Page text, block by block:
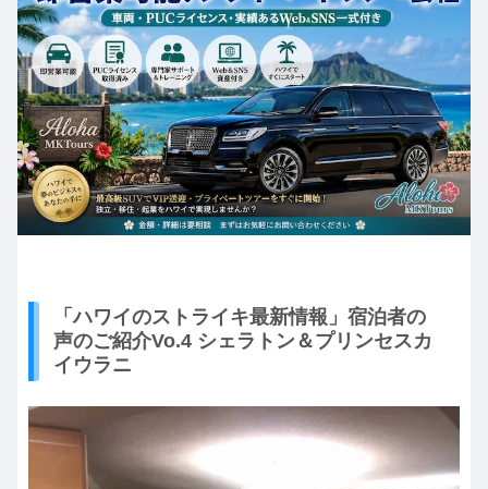
「ハワイのストライキ最新情報」宿泊者の
声のご紹介Vo.4 シェラトン＆プリンセスカ
イウラニ